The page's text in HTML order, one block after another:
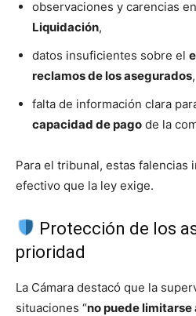
observaciones y carencias
Liquidación,
datos insuficientes sobre el
reclamos de los asegurados,
falta de información clara
capacidad de pago de la
Para el tribunal, estas falencias
efectivo que la ley exige.
Protección de los
prioridad
La Cámara destacó que la
situaciones “no puede